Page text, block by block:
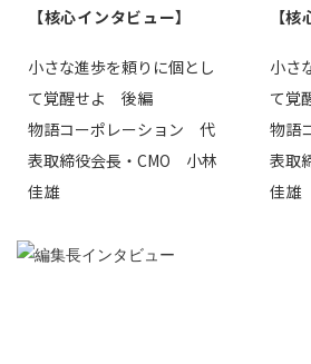
【核心インタビュー】
小さな進歩を頼りに個とし
て覚醒せよ 後編
物語コーポレーション 代
表取締役会長・CMO 小林
佳雄
【
小さ
て覚
物語
表取
佳雄